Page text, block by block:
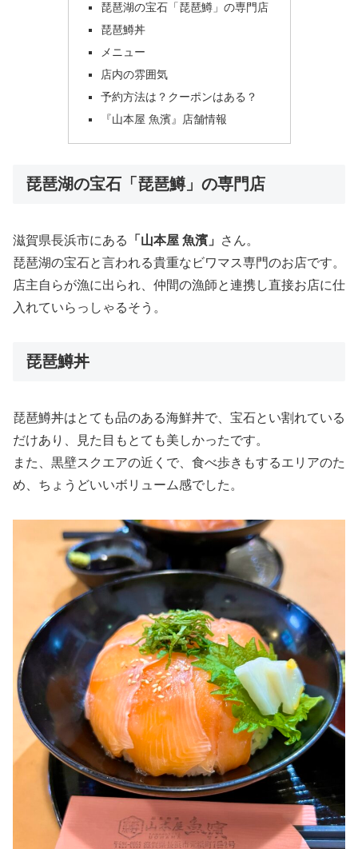
琵琶湖の宝石「琵琶鱒」の専門店
琵琶鱒丼
メニュー
店内の雰囲気
予約方法は？クーポンはある？
『山本屋 魚濱』店舗情報
琵琶湖の宝石「琵琶鱒」の専門店
滋賀県長浜市にある 「山本屋 魚濱」
さん。
琵琶湖の宝石と言われる貴重なビワマス専門のお店です。
店主自らが漁に出られ、仲間の漁師と連携し直接お店に仕
入れていらっしゃるそう。
琵琶鱒丼
琵琶鱒丼はとても品のある海鮮丼で、宝石とい割れている
だけあり、見た目もとても美しかったです。
また、黒壁スクエアの近くで、食べ歩きもするエリアのた
め、ちょうどいいボリューム感でした。